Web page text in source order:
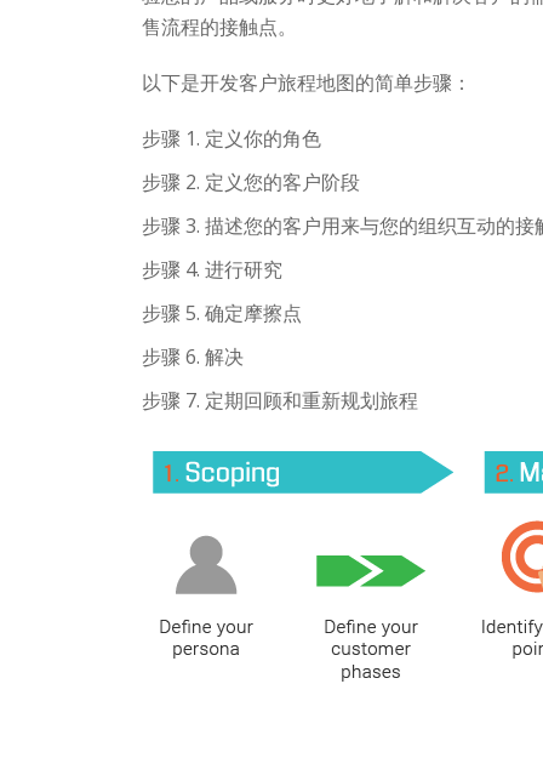
售流程的接触点。
以下是开发客户旅程地图的简单步骤：
步骤 1. 定义你的角色
步骤 2. 定义您的客户阶段
步骤 3. 描述您的客户用来与您的组织互动的接
步骤 4. 进行研究
步骤 5. 确定摩擦点
步骤 6. 解决
步骤 7. 定期回顾和重新规划旅程